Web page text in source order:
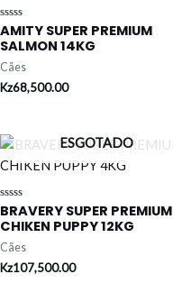
Avaliação
0
de
5
AMITY SUPER PREMIUM
SALMON 14KG
Cães
Kz68,500.00
ESGOTADO
Avaliação
0
de
5
BRAVERY SUPER PREMIUM
CHIKEN PUPPY 12KG
Cães
Kz107,500.00